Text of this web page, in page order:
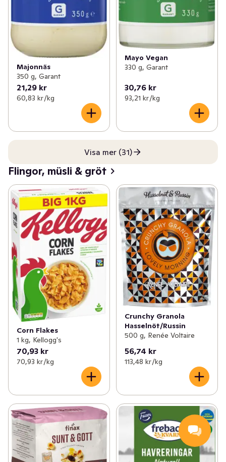
Majonnäs
350 g, Garant
21,29 kr
60,83 kr /kg
Mayo Vegan
330 g, Garant
30,76 kr
93,21 kr /kg
Visa mer (31)
Flingor, müsli & gröt
Corn Flakes
1 kg, Kellogg's
70,93 kr
70,93 kr /kg
Crunchy Granola
Hasselnöt/Russin
500 g, Renée Voltaire
56,74 kr
113,48 kr /kg